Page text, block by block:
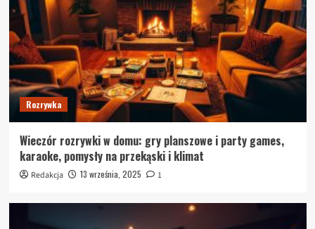
Rozrywka
Wieczór rozrywki w domu: gry planszowe i party games,
karaoke, pomysły na przekąski i klimat
Redakcja 13 września, 2025 1